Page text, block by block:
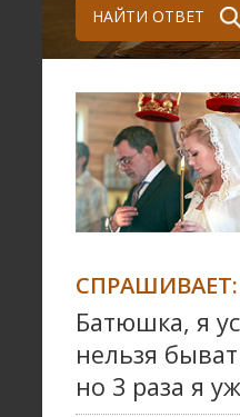
НАЙТИ ОТВЕТ
СПРАШИВАЕТ:
Батюшка, я
нельзя
но 3 раза я